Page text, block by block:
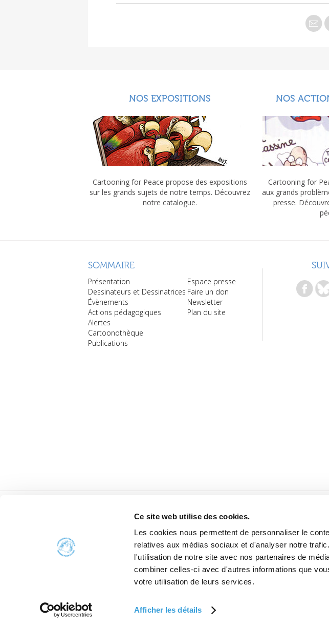
Ce site web utilise des cookies.
Les cookies nous permettent de personnaliser le
relatives aux médias sociaux et d'analyser notre
l'utilisation de notre site avec nos partenaires de
combiner celles-ci avec d'autres informations que
votre utilisation de leurs services.
Afficher les détails
NOS EXPOSITIONS
Cartooning for Peace propose des expositions
sur les grands sujets de notre temps. Découvrez
notre catalogue.
NOS
Cartooning for
aux grands
presse.
SOMMAIRE
Présentation
Dessinateurs et Dessinatrices
Évènements
Actions pédagogiques
Alertes
Cartoonothèque
Publications
Espace presse
Faire un don
Newsletter
Plan du site
Site réalisé avec le soutien
2006 - 2026 Cartooning for Peace -